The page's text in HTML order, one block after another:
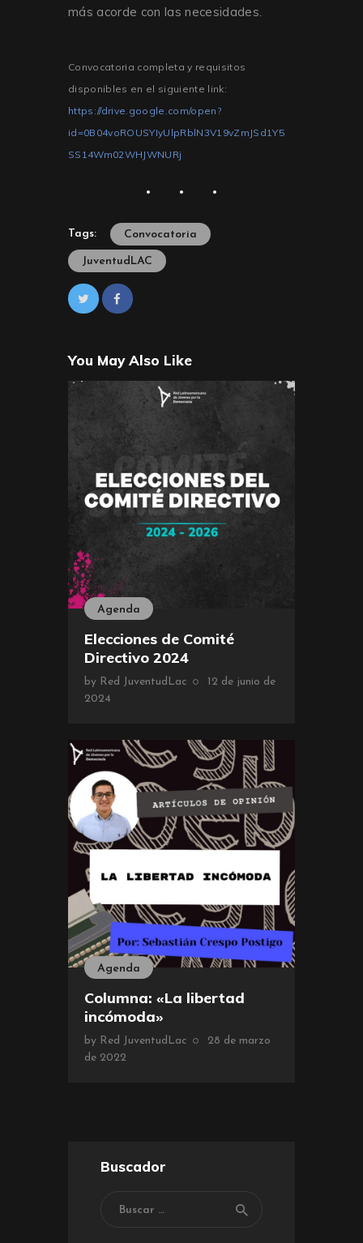
más acorde con las necesidades.
Convocatoria completa y requisitos
disponibles en el siguiente link:
https://drive.google.com/open?
id=0B04voROUSYIyUlpRblN3V19vZmJSd1Y5
SS14Wm02WHJWNURj
Tags: Convocatoria
JuventudLAC
You May Also Like
Agenda
Elecciones de Comité
Directivo 2024
by Red JuventudLac
12 de junio de
2024
Agenda
Columna: «La libertad
incómoda»
by Red JuventudLac
28 de marzo
de 2022
Buscador